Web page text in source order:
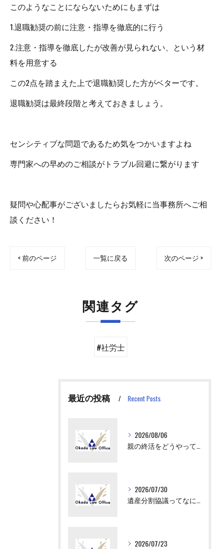
このようなことにならないためにもまずは
1.退職勧奨の前に注意・指導を徹底的に行う
2.注意・指導を徹底したが改善が見られない、という材
料を用意する
この2点を踏まえた上で退職勧奨した方がベターです。
退職勧奨は最終段階と考えておきましょう。
センシティブな問題であるため気をつかいますよね
専門家への早めのご相談がトラブル回避に繋がります
疑問や心配事がございましたらお気軽に当事務所へご相
談ください！
< 前のページ 一覧に戻る 次のページ >
関連タグ
#社労士
最近の投稿 Recent Posts
2026/08/06
2026/07/30
2026/07/23